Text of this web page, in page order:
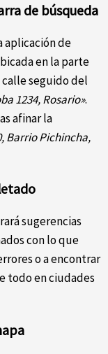
de búsqueda
aplicación de
en la parte
seguido del
1234, Rosario».
afinar la
Barrio Pichincha,
sugerencias
con lo que
o a encontrar
todo en ciudades